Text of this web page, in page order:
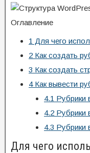
Оглавление
1 Для чего
2 Как создать
3 Как создать
4Как вывести
4.1 Рубрики
4.2 Рубрики
4.3 Рубрики
Для чего